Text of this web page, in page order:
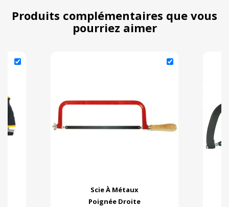
Produits complémentaires que vous
pourriez aimer
Scie À Métaux
Poignée Droite